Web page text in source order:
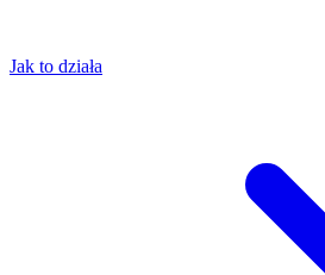
Jak to działa